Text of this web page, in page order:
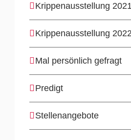
Krippenausstellung 2021
Krippenausstellung 2022
Mal persönlich gefragt
Predigt
Stellenangebote